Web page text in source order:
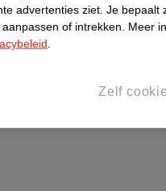
advertenties ziet. Je bepaalt
of intrekken.
Meer
Zelf